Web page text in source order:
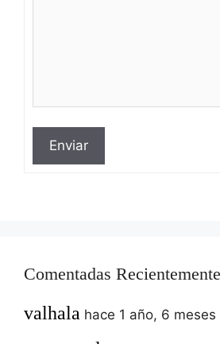
Enviar
Comentadas Recientemente
valhala hace 1 año, 6 meses